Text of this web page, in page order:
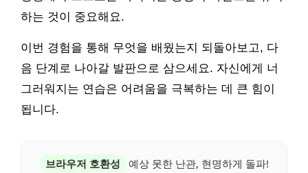
하는 것이 중요해요.
이번 경험을 통해 무엇을 배웠는지 되돌아보고, 다
음 단계로 나아갈 발판으로 삼으세요. 자신에게 너
그러워지는 연습은 어려움을 극복하는 데 큰 힘이
됩니다.
브라우저 호환성
예상 못한 난관, 현명하게 돌파!